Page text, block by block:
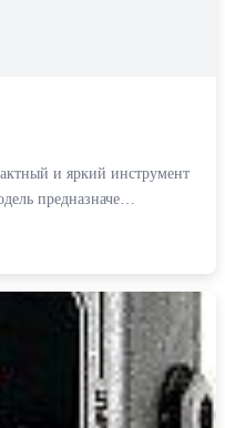
и яркий инструмент
предназначе…